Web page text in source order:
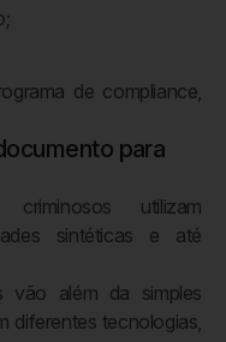
de compliance,
para
utilizam
sintéticas e até
vão além da simples
diferentes tecnologias,